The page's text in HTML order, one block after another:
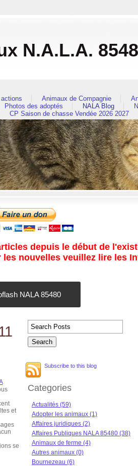
N.A.L.A.
actions Animaux de Compagnie
Photos des adoptés NALA Blog
CP Saison de chasse Vendée 2026 2027
depuis le début de
les nouvelles veuillez lire les
NALA 85480
et
se
Subscribe to this blog
Categories
Actualités (59)
Adopter les animaux (1)
Affaires juridiques (2)
Affaires Publiques NALA 85480 (38)
Animaux de ferme (4)
Autres animaux (0)
Bournezeau (6)